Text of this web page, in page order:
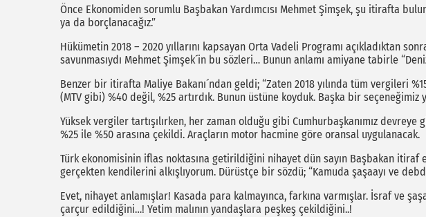
Önce Ekonomiden sorumlu Başbakan Yardımcısı Mehmet Şimşek, şu itirafta
ya da borçlanacağız.”
Hükümetin 2018 – 2020 yıllarını kapsayan Orta Vadeli Programı açıkladıktan
savunmasıydı Mehmet Şimşek´in bu sözleri… Bunun anlamı amiyane tabirle
Benzer bir itirafta Maliye Bakanı´ndan geldi; “Zaten 2018 yılında tüm vergileri
(MTV gibi) %40 değil, %25 artırdık. Bunun üstüne koyduk. Başka bir
Yüksek vergiler tartışılırken, her zaman olduğu gibi Cumhurbaşkanımız
%25 ile %50 arasına çekildi. Araçların motor hacmine göre oransal uygulanacak.
Türk ekonomisinin iflas noktasına getirildiğini nihayet dün sayın Başbakan itiraf
gerçekten kendilerini alkışlıyorum. Dürüstçe bir sözdü; “Kamuda şaşaayı ve
Evet, nihayet anlamışlar! Kasada para kalmayınca, farkına varmışlar. İsraf ve
çarçur edildiğini…! Yetim malının yandaşlara peşkeş çekildiğini..!